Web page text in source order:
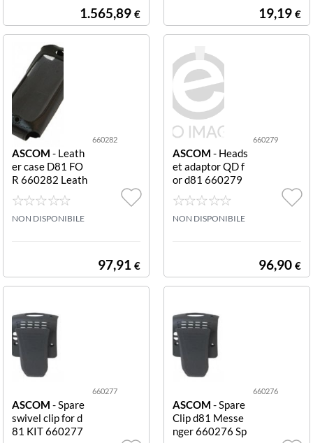
1.565,89 € 19,19 €
660282
ASCOM - Leath
er case D81 FO
R 660282 Leath
er Case for d81
NON DISPONIBILE
97,91 €
660279
ASCOM - Heads
et adaptor QD f
or d81 660279
Headset adapto
r QD for d81
NON DISPONIBILE
96,90 €
660277
ASCOM - Spare
swivel clip for d
81 KIT 660277
660276
ASCOM - Spare
Clip d81 Messe
nger 660276 Sp